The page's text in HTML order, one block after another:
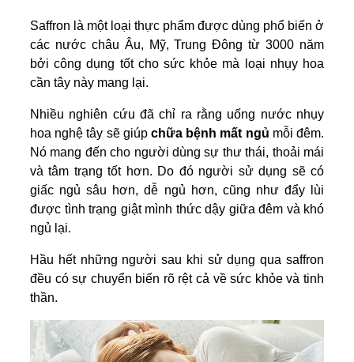
Saffron là một loại thực phẩm được dùng phổ biến ở
các nước châu Âu, Mỹ, Trung Đông từ 3000 năm
bởi công dụng tốt cho sức khỏe mà loại nhụy hoa
cần tây này mang lại.
Nhiều nghiên cứu đã chỉ ra rằng uống nước nhụy
hoa nghệ tây sẽ giúpchữa bệnh mất ngủ mỗi đêm.
Nó mang đến cho người dùng sự thư thái, thoải mái
và tâm trạng tốt hơn. Do đó người sử dụng sẽ có
giấc ngủ sâu hơn, dễ ngủ hơn, cũng như đẩy lùi
được tình trạng giật mình thức dậy giữa đêm và khó
ngủ lại.
Hầu hết những người sau khi sử dụng qua saffron
đều có sự chuyển biến rõ rệt cả về sức khỏe và tinh
thần.